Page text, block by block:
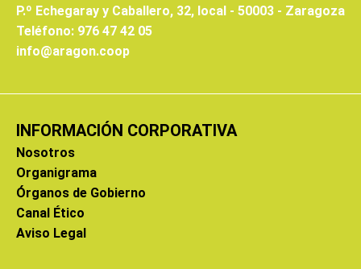
P.º Echegaray y Caballero, 32, local - 50003 - Zaragoza
Teléfono: 976 47 42 05
info@aragon.coop
INFORMACIÓN CORPORATIVA
Nosotros
Organigrama
Órganos de Gobierno
Canal Ético
Aviso Legal